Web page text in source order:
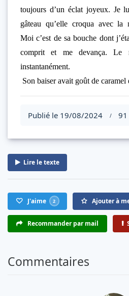
toujours d’un éclat joyeux. Je
gâteau qu’elle croqua avec la
Moi c’est de sa bouche dont
comprit et me devança. Le
instantanément.
Son baiser avait goût de
Publié le 19/08/2024 / 91
Lire le texte
J'aime 2 Ajouter à
Recommander par mail
Commentaires